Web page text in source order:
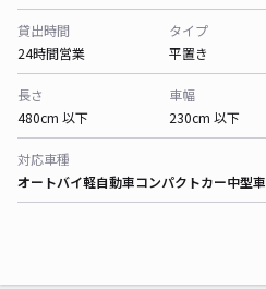
貸出時間
24時間営業
タイプ
平置き
長さ
480cm 以下
車幅
230cm 以下
対応車種
オートバイ軽自動車コンパクトカー中型車